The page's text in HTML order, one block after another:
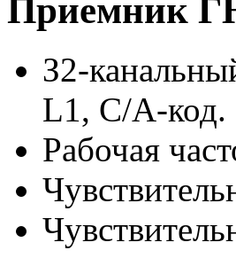
Приемник
З2-
L1, C/A-код.
Рабочая